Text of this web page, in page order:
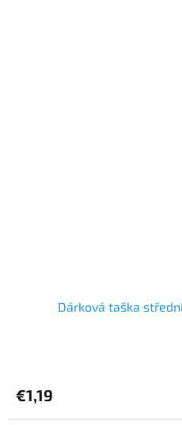
Dárková taška
€1,19